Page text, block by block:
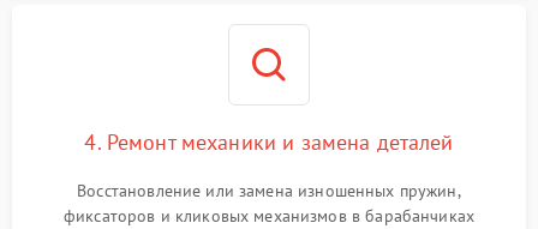
4. Ремонт механики и замена деталей
Восстановление или замена изношенных пружин,
фиксаторов и кликовых механизмов в барабанчиках